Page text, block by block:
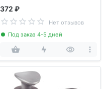
372 ₽
Нет отзывов
Под заказ 4-5 дней